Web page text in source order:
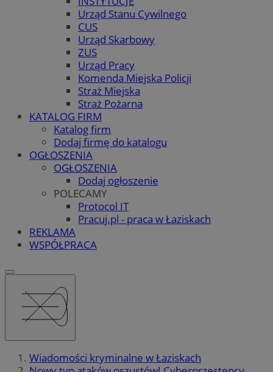
Urząd Stanu Cywilnego
CUS
Urząd Skarbowy
ZUS
Urząd Pracy
Komenda Miejska Policji
Straż Miejska
Straż Pożarna
KATALOG FIRM
Katalog firm
Dodaj firmę do katalogu
OGŁOSZENIA
OGŁOSZENIA
Dodaj ogłoszenie
POLECAMY
Protocol IT
Pracuj.pl - praca w Łaziskach
REKLAMA
WSPÓŁPRACA
Wiadomości kryminalne w Łaziskach